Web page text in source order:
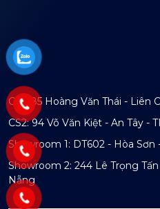
CS1: 85 Hoàng Văn Thái - Liên
CS2: 94 Võ Văn Kiệt - An Tây -
Showroom 1: DT602 - Hòa
Showroom 2: 244 Lê Trọng
Nẵng